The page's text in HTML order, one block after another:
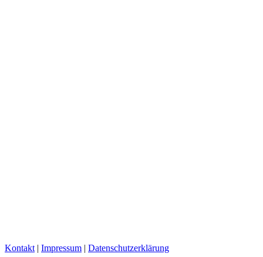
Kontakt | Impressum | Datenschutzerklärung